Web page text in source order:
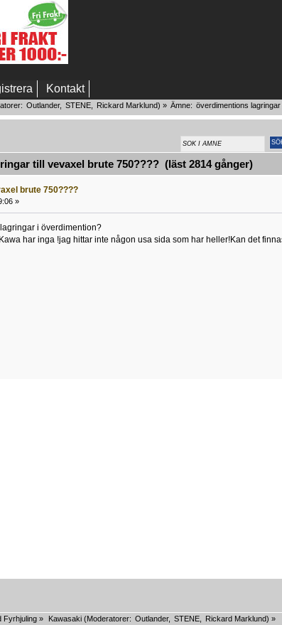
Kontakt
Outlander, STENE, Rickard Marklund) » Ämne: överdimentions
till vevaxel brute 750???? (läst 2814 gånger)
brute 750????
»
i överdimention?
har inga !jag hittar inte någon usa sida som har heller!Kan det
Fyrhjuling» Kawasaki(Moderatorer: Outlander, STENE, Rickard Marklund) »